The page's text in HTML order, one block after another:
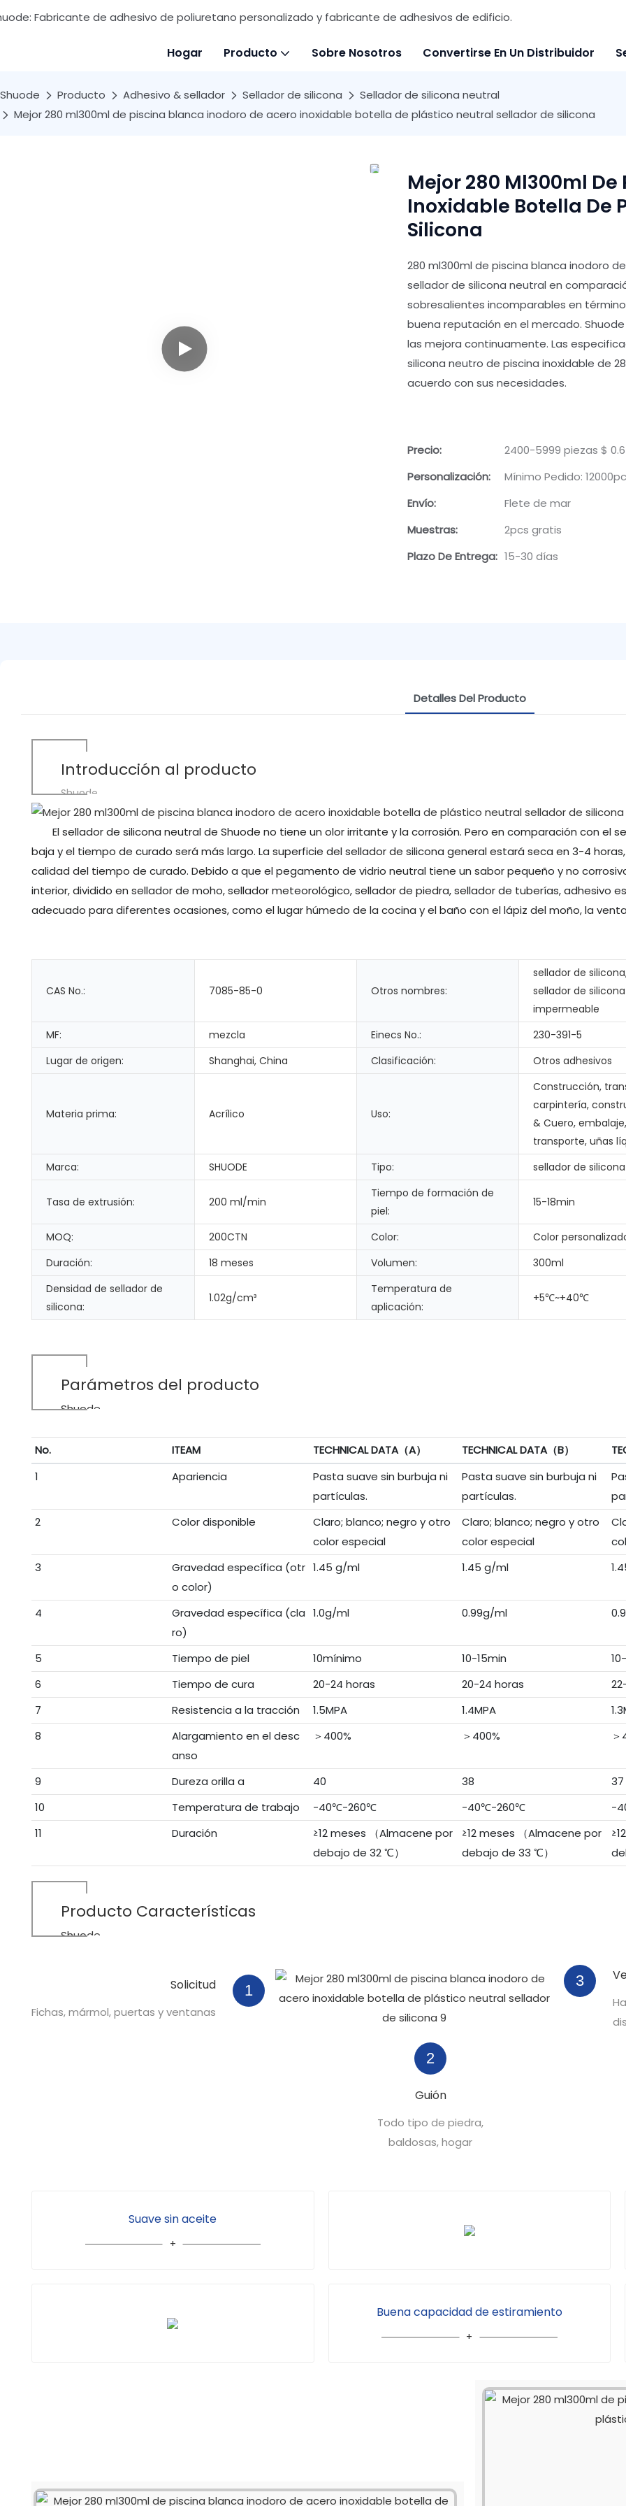
Fabricante de adhesivo de poliuretano personalizado y fabricante de adhesivos de edificio.
Hogar Producto Sobre Nosotros Convertirse En Un Distribuidor
Shuode Producto Adhesivo & sellador Sellador de silicona
Sellador de silicona neutral
Mejor 280 ml300ml de piscina blanca inodoro de acero inoxidable botella de plástico neutral sellador de silicona
Mejor 280 Ml300ml
Inoxidable Botella De
Silicona
280 ml300ml de piscina blanca inodoro
sellador de silicona neutral en
sobresalientes incomparables en
buena reputación en el mercado.
las mejora continuamente. Las
silicona neutro de piscina inoxidable de
acuerdo con sus necesidades.
Precio:
2400-5999 piezas $
Personalización:
Mínimo Pedido:
Envío:
Flete de mar
Muestras:
2pcs gratis
Plazo De Entrega: 15-30 días
Detalles Del Producto
Introducción al producto
Shuode
El sellador de silicona neutral de Shuode no tiene un olor irritante y la corrosión. Pero en comparación con el
baja y el tiempo de curado será más largo. La superficie del sellador de silicona general estará seca en 3-4
calidad del tiempo de curado. Debido a que el pegamento de vidrio neutral tiene un sabor pequeño y no
interior, dividido en sellador de moho, sellador meteorológico, sellador de piedra, sellador de tuberías, adhesivo
adecuado para diferentes ocasiones, como el lugar húmedo de la cocina y el baño con el lápiz del moño, la
CAS No.: 7085-85-0 Otros nombres:
sellador de
sellador de silicona
impermeable
MF:
mezcla Einecs No.:
230-391-5
Lugar de origen:
Shanghai, China Clasificación: Otros adhesivos
Materia prima: Acrílico Uso:
Construcción,
carpintería,
& Cuero, embalaje,
transporte, uñas
Marca:
SHUODE Tipo: sellador de silicona
Tasa de extrusión: 200 ml/min
Tiempo de formación de
piel:
15-18min
MOQ: 200CTN Color:
Color
Duración:
18 meses Volumen:
300ml
Densidad de sellador de
silicona:
1.02g/cm³
Temperatura de
aplicación:
+5℃~+40℃
Parámetros del producto
Shuode
No. ITEAM TECHNICAL DATA（A） TECHNICAL DATA（B）
1
Apariencia
Pasta suave sin burbuja ni
partículas.
Pasta suave sin burbuja ni
partículas.
2
Color disponible
Claro; blanco; negro y otro
color especial
Claro; blanco; negro y otro
color especial
3
Gravedad específica (otr
o color)
1.45 g/ml 1.45 g/ml
4
Gravedad específica (cla
ro)
1.0g/ml 0.99g/ml
5 Tiempo de piel 10mínimo 10-15min
6
Tiempo de cura 20-24 horas 20-24 horas
7
Resistencia a la tracción 1.5MPA 1.4MPA
8
Alargamiento en el desc
anso
＞400% ＞400% ＞
9 Dureza orilla a 40 38 37
10
Temperatura de trabajo -40℃-260℃ -40℃-260℃ -
11
Duración
≥12 meses （Almacene por
debajo de 32 ℃）
≥12 meses （Almacene por
debajo de 33 ℃）
Producto Características
Shuode
1
Solicitud
Fichas, mármol, puertas y ventanas
3
2
Guión
Todo tipo de piedra,
baldosas, hogar
Suave sin aceite
Buena capacidad de estiramiento